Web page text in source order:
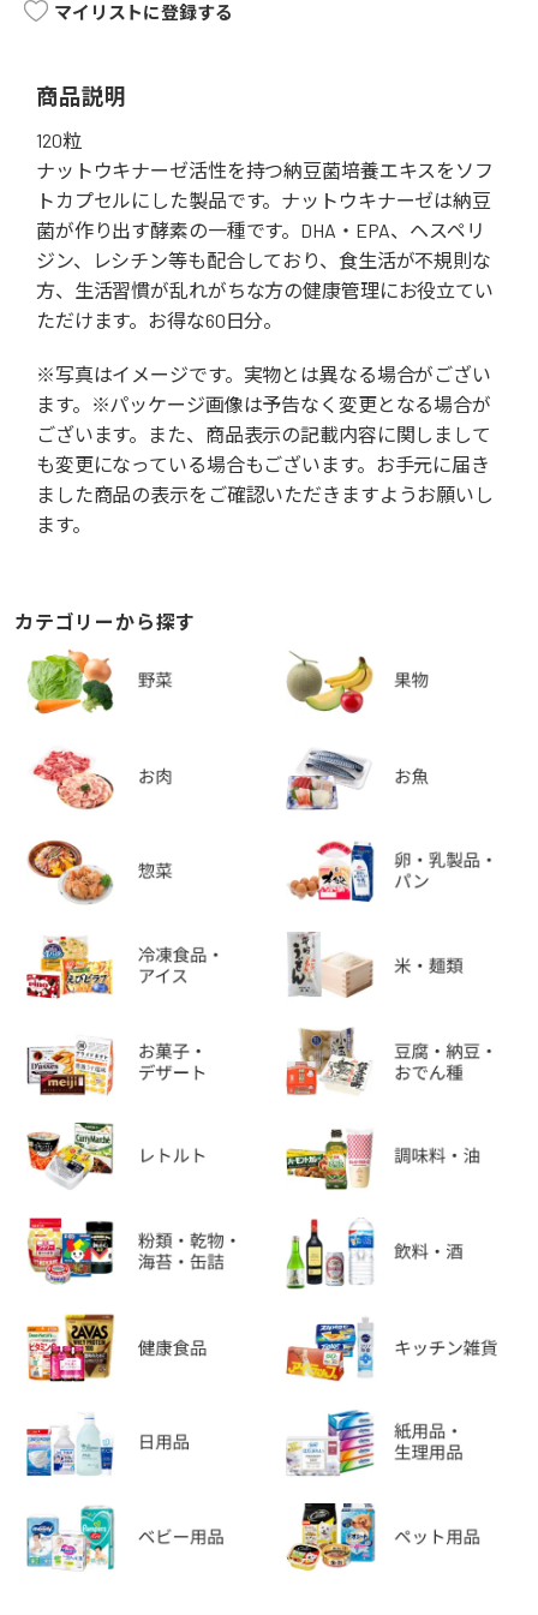
マイリストに登録する
商品説明
120粒
ナットウキナーゼ活性を持つ納豆菌培養エキスをソフ
トカプセルにした製品です。ナットウキナーゼは納豆
菌が作り出す酵素の一種です。DHA・EPA、ヘスペリ
ジン、レシチン等も配合しており、食生活が不規則な
方、生活習慣が乱れがちな方の健康管理にお役立てい
ただけます。お得な60日分。
※写真はイメージです。実物とは異なる場合がござい
ます。※パッケージ画像は予告なく変更となる場合が
ございます。また、商品表示の記載内容に関しまして
も変更になっている場合もございます。お手元に届き
ました商品の表示をご確認いただきますようお願いし
ます。
カテゴリーから探す